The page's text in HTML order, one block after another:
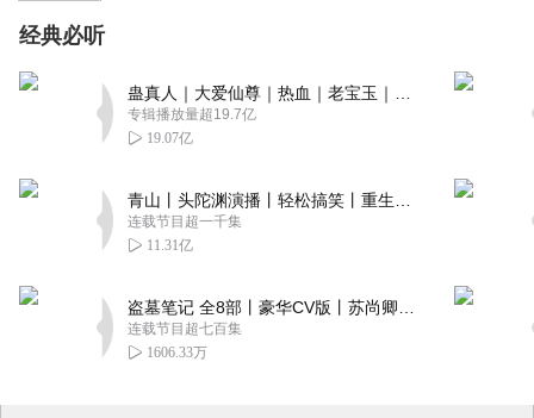
经典必听
专辑播放量超19.7亿
19.07亿
连载节目超一千集
11.31亿
连载节目超七百集
1606.33万